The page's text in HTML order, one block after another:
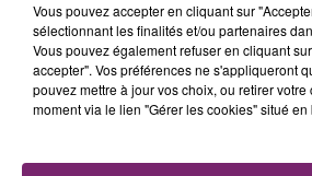
éclipse solaire
Vous pouvez accepter en cliquant sur
sélectionnant les finalités et/ou partenaires
Vous pouvez également refuser en cliquant
accepter". Vos préférences ne s'appliqueront
pouvez mettre à jour vos choix, ou retirer
moment via le lien "Gérer les cookies" situé